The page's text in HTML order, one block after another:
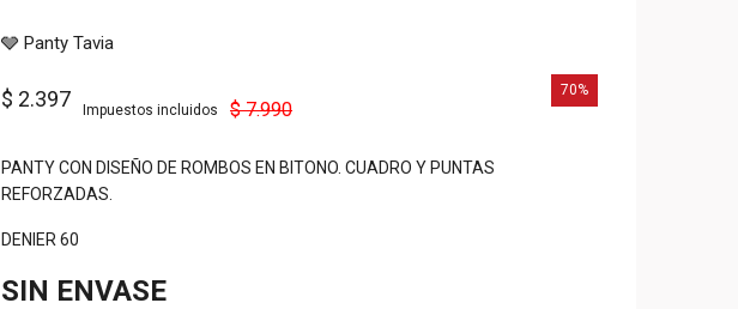
🩶 Panty Tavia
$ 2.397 Impuestos incluidos $ 7.990
70%
PANTY CON DISEÑO DE ROMBOS EN BITONO. CUADRO Y PUNTAS
REFORZADAS.
DENIER 60
SIN ENVASE